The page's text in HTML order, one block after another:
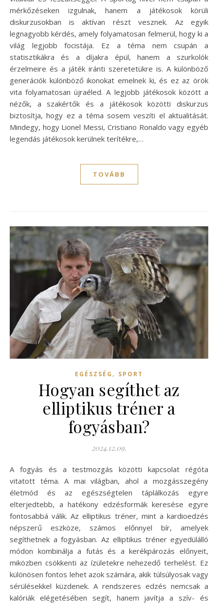
mérkőzéseken izgulnak, hanem a játékosok körüli
diskurzusokban is aktívan részt vesznek. Az egyik
legnagyobb kérdés, amely folyamatosan felmerül, hogy ki a
világ legjobb focistája. Ez a téma nem csupán a
statisztikákra és a díjakra épül, hanem a szurkolók
érzelmeire és a játék iránti szeretetükre is. A különböző
generációk különböző ikonokat emelnek ki, és ez az örök
vita folyamatosan újraéled. A legjobb játékosok között a
nézők, a szakértők és a játékosok közötti diskurzus
biztosítja, hogy ez a téma sosem veszíti el aktualitását.
Mindegy, hogy Lionel Messi, Cristiano Ronaldo vagy egyéb
legendás játékosok kerülnek terítékre,…
TOVÁBB
EGÉSZSÉG , SPORT
Hogyan segíthet az
elliptikus tréner a
fogyásban?
2024.12.09.
A fogyás és a testmozgás közötti kapcsolat régóta
vitatott téma. A mai világban, ahol a mozgásszegény
életmód és az egészségtelen táplálkozás egyre
elterjedtebb, a hatékony edzésformák keresése egyre
fontosabbá válik. Az elliptikus tréner, mint a kardioedzés
népszerű eszköze, számos előnnyel bír, amelyek
segíthetnek a fogyásban. Az elliptikus tréner egyedülálló
módon kombinálja a futás és a kerékpározás előnyeit,
miközben csökkenti az ízületekre nehezedő terhelést. Ez
különösen fontos lehet azok számára, akik túlsúlyosak vagy
sérülésekkel küzdenek. A rendszeres edzés nemcsak a
kalóriák elégetésében segít, hanem javítja a szív- és